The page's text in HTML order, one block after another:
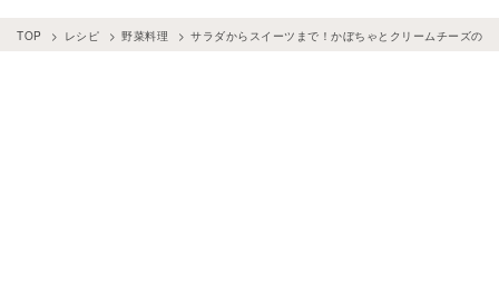
TOP レシピ 野菜料理 サラダからスイーツまで！かぼちゃとクリームチーズの